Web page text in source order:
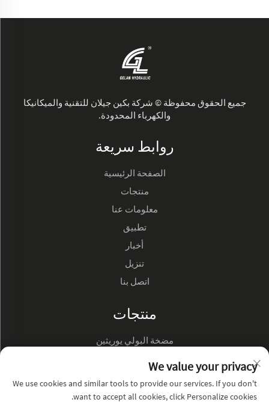
جميع الحقوق محفوظة © شركة بكين جيلان للتقنية والميكانيكا
والكهرباء المحدودة.
روابط سريعة
الصفحة الرئيسية
منتجات
معلومات عنا
تطبيق
أخبار
تنزيل
اتصل بنا
منتجات
مضخة البولي يوريثين
نبذة عن الشركة
We value your privacy
We use cookies and similar tools to provide our services. If you don't
want to accept all cookies, click Personalize cookies.